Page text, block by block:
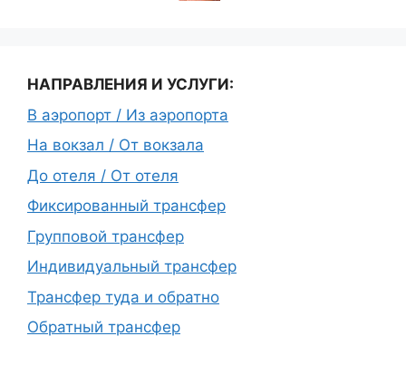
НАПРАВЛЕНИЯ И УСЛУГИ:
В аэропорт / Из аэропорта
На вокзал / От вокзала
До отеля / От отеля
Фиксированный трансфер
Групповой трансфер
Индивидуальный трансфер
Трансфер туда и обратно
Обратный трансфер